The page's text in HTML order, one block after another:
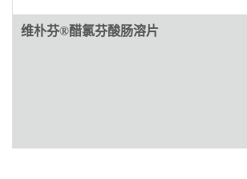
维朴芬®醋氯芬酸肠溶片